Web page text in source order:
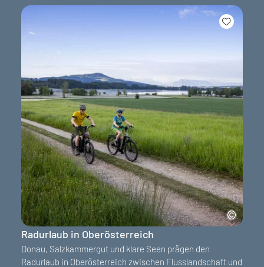
Radurlaub in Oberösterreich
Donau, Salzkammergut und klare Seen prägen den
Radurlaub in Oberösterreich zwischen Flusslandschaft und